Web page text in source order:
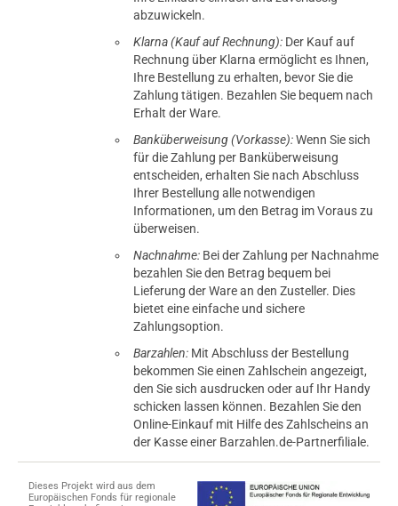
abzuwickeln.
Klarna (Kauf auf Rechnung): Der Kauf auf
Rechnung über Klarna ermöglicht es Ihnen,
Ihre Bestellung zu erhalten, bevor Sie die
Zahlung tätigen. Bezahlen Sie bequem nach
Erhalt der Ware.
Banküberweisung (Vorkasse):Wenn Sie sich
für die Zahlung per Banküberweisung
entscheiden, erhalten Sie nach Abschluss
Ihrer Bestellung alle notwendigen
Informationen, um den Betrag im Voraus zu
überweisen.
Nachnahme: Bei der Zahlung per Nachnahme
bezahlen Sie den Betrag bequem bei
Lieferung der Ware an den Zusteller. Dies
bietet eine einfache und sichere
Zahlungsoption.
Barzahlen: Mit Abschluss der Bestellung
bekommen Sie einen Zahlschein angezeigt,
den Sie sich ausdrucken oder auf Ihr Handy
schicken lassen können. Bezahlen Sie den
Online-Einkauf mit Hilfe des Zahlscheins an
der Kasse einer Barzahlen.de-Partnerfiliale.
Dieses Projekt wird aus dem
Europäischen Fonds für regionale